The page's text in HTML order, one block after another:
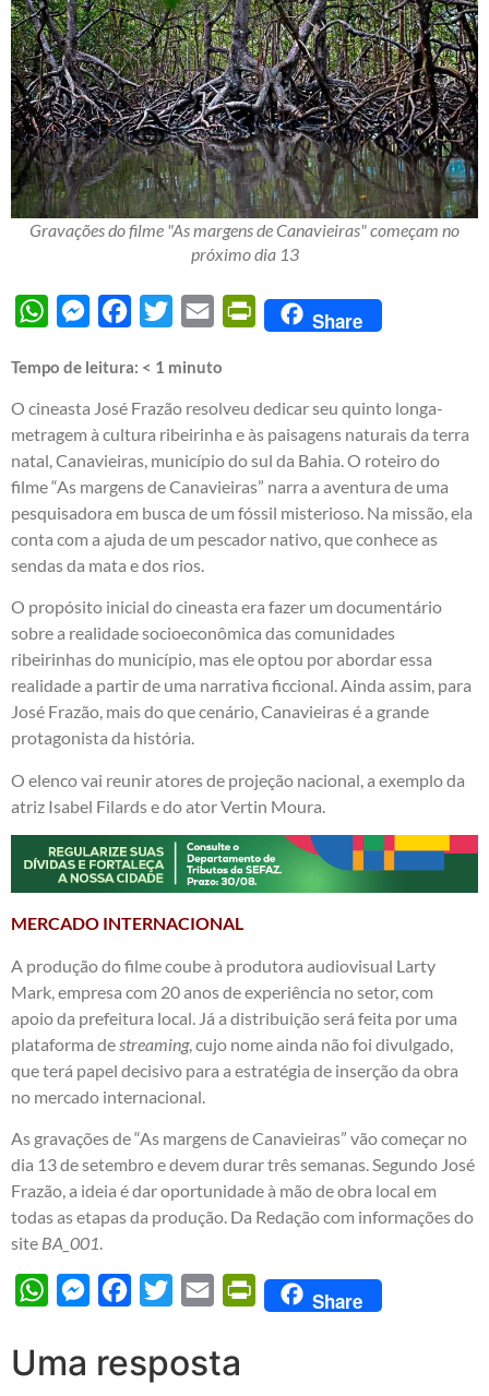
Gravações do filme "As margens de Canavieiras" começam no
próximo dia 13
WhatsAppMessengerFacebook
Twitter Email PrintFriendly
Share
Tempo de leitura: < 1 minuto
O cineasta José Frazão resolveu dedicar seu quinto longa-
metragem à cultura ribeirinha e às paisagens naturais da terra
natal, Canavieiras, município do sul da Bahia. O roteiro do
filme “As margens de Canavieiras” narra a aventura de uma
pesquisadora em busca de um fóssil misterioso. Na missão, ela
conta com a ajuda de um pescador nativo, que conhece as
sendas da mata e dos rios.
O propósito inicial do cineasta era fazer um documentário
sobre a realidade socioeconômica das comunidades
ribeirinhas do município, mas ele optou por abordar essa
realidade a partir de uma narrativa ficcional. Ainda assim, para
José Frazão, mais do que cenário, Canavieiras é a grande
protagonista da história.
O elenco vai reunir atores de projeção nacional, a exemplo da
atriz Isabel Filards e do ator Vertin Moura.
MERCADO INTERNACIONAL
A produção do filme coube à produtora audiovisual Larty
Mark, empresa com 20 anos de experiência no setor, com
apoio da prefeitura local. Já a distribuição será feita por uma
plataforma de streaming, cujo nome ainda não foi divulgado,
que terá papel decisivo para a estratégia de inserção da obra
no mercado internacional.
As gravações de “As margens de Canavieiras” vão começar no
dia 13 de setembro e devem durar três semanas. Segundo José
Frazão, a ideia é dar oportunidade à mão de obra local em
todas as etapas da produção. Da Redação com informações do
site BA_001.
WhatsAppMessengerFacebook
Twitter Email PrintFriendly
Share
Uma resposta